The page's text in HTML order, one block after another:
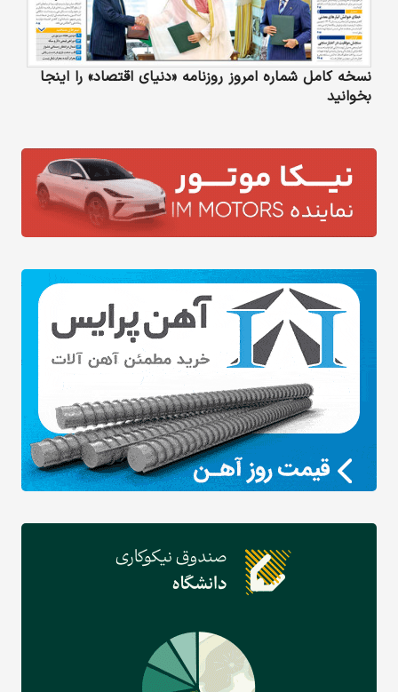
نسخه کامل شماره امروز روزنامه «دنیای‌ اقتصاد» را اینجا
بخوانید